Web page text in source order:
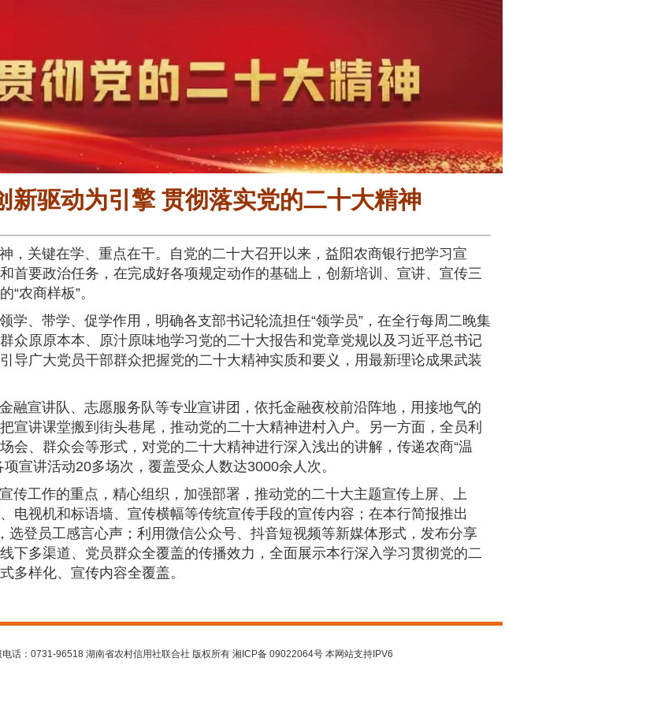
新驱动为引擎 贯彻落实党的二十大精神
，关键在学、重点在干。自党的二十大召开以来，益阳农商银行把学习宣
首要政治任务，在完成好各项规定动作的基础上，创新培训、宣讲、宣传三
农商样板”。
学、带学、促学作用，明确各支部书记轮流担任“领学员”，在全行每周二晚集
众原原本本、原汁原味地学习党的二十大报告和党章党规以及习近平总书记
导广大党员干部群众把握党的二十大精神实质和要义，用最新理论成果武装
融宣讲队、志愿服务队等专业宣讲团，依托金融夜校前沿阵地，用接地气的
宣讲课堂搬到街头巷尾，推动党的二十大精神进村入户。另一方面，全员利
会、群众会等形式，对党的二十大精神进行深入浅出的讲解，传递农商“温
宣讲活动20多场次，覆盖受众人数达3000余人次。
传工作的重点，精心组织，加强部署，推动党的二十大主题宣传上屏、上
电视机和标语墙、宣传横幅等传统宣传手段的宣传内容；在本行简报推出
选登员工感言心声；利用微信公众号、抖音短视频等新媒体形式，发布分享
下多渠道、党员群众全覆盖的传播效力，全面展示本行深入学习贯彻党的二
多样化、宣传内容全覆盖。
话：0731-96518 湖南省农村信用社联合社 版权所有 湘ICP备 09022064号 本网站支持IPV6